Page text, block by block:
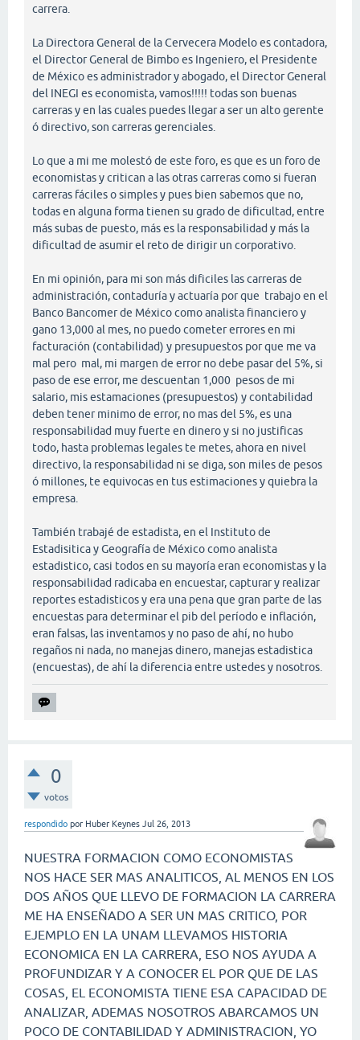
carrera.
La Directora General de la Cervecera Modelo es contadora,
el Director General de Bimbo es Ingeniero, el Presidente
de México es administrador y abogado, el Director General
del INEGI es economista, vamos!!!!! todas son buenas
carreras y en las cuales puedes llegar a ser un alto gerente
ó directivo, son carreras gerenciales.
Lo que a mi me molestó de este foro, es que es un foro de
economistas y critican a las otras carreras como si fueran
carreras fáciles o simples y pues bien sabemos que no,
todas en alguna forma tienen su grado de dificultad, entre
más subas de puesto, más es la responsabilidad y más la
dificultad de asumir el reto de dirigir un corporativo.
En mi opinión, para mi son más dificiles las carreras de
administración, contaduría y actuaría por que trabajo en el
Banco Bancomer de México como analista financiero y
gano 13,000 al mes, no puedo cometer errores en mi
facturación (contabilidad) y presupuestos por que me va
mal pero mal, mi margen de error no debe pasar del 5%, si
paso de ese error, me descuentan 1,000 pesos de mi
salario, mis estamaciones (presupuestos) y contabilidad
deben tener minimo de error, no mas del 5%, es una
responsabilidad muy fuerte en dinero y si no justificas
todo, hasta problemas legales te metes, ahora en nivel
directivo, la responsabilidad ni se diga, son miles de pesos
ó millones, te equivocas en tus estimaciones y quiebra la
empresa.
También trabajé de estadista, en el Instituto de
Estadisitica y Geografía de México como analista
estadistico, casi todos en su mayoría eran economistas y la
responsabilidad radicaba en encuestar, capturar y realizar
reportes estadisticos y era una pena que gran parte de las
encuestas para determinar el pib del período e inflación,
eran falsas, las inventamos y no paso de ahí, no hubo
regaños ni nada, no manejas dinero, manejas estadistica
(encuestas), de ahí la diferencia entre ustedes y nosotros.
0
votos
respondido por Huber Keynes Jul 26, 2013
NUESTRA FORMACION COMO ECONOMISTAS
NOS HACE SER MAS ANALITICOS, AL MENOS EN LOS
DOS AÑOS QUE LLEVO DE FORMACION LA CARRERA
ME HA ENSEÑADO A SER UN MAS CRITICO, POR
EJEMPLO EN LA UNAM LLEVAMOS HISTORIA
ECONOMICA EN LA CARRERA, ESO NOS AYUDA A
PROFUNDIZAR Y A CONOCER EL POR QUE DE LAS
COSAS, EL ECONOMISTA TIENE ESA CAPACIDAD DE
ANALIZAR, ADEMAS NOSOTROS ABARCAMOS UN
POCO DE CONTABILIDAD Y ADMINISTRACION, YO